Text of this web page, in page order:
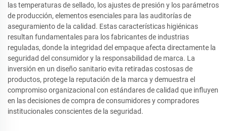
las temperaturas de sellado, los ajustes de presión y los parámetros
de producción, elementos esenciales para las auditorías de
aseguramiento de la calidad. Estas características higiénicas
resultan fundamentales para los fabricantes de industrias
reguladas, donde la integridad del empaque afecta directamente la
seguridad del consumidor y la responsabilidad de marca. La
inversión en un diseño sanitario evita retiradas costosas de
productos, protege la reputación de la marca y demuestra el
compromiso organizacional con estándares de calidad que influyen
en las decisiones de compra de consumidores y compradores
institucionales conscientes de la seguridad.